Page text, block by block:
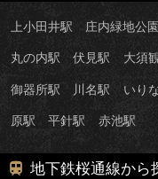
上小田井駅 庄内緑地公
丸の内駅 伏見駅 大須
御器所駅 川名駅 いり
原駅 平針駅 赤池駅
地下鉄桜通線から